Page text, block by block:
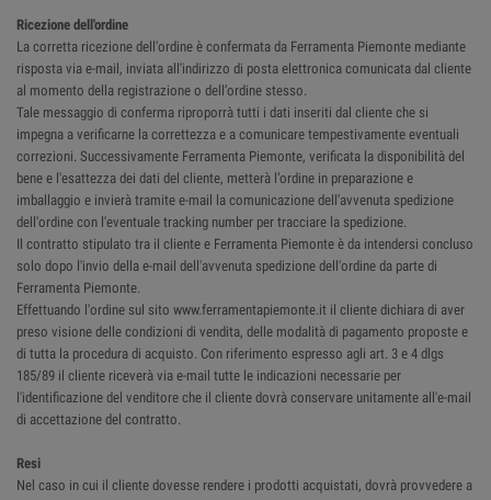
Ricezione dell'ordine
La corretta ricezione dell'ordine è confermata da Ferramenta Piemonte mediante
risposta via e-mail, inviata all'indirizzo di posta elettronica comunicata dal cliente
al momento della registrazione o dell’ordine stesso.
Tale messaggio di conferma riproporrà tutti i dati inseriti dal cliente che si
impegna a verificarne la correttezza e a comunicare tempestivamente eventuali
correzioni. Successivamente Ferramenta Piemonte, verificata la disponibilità del
bene e l'esattezza dei dati del cliente, metterà l’ordine in preparazione e
imballaggio e invierà tramite e-mail la comunicazione dell'avvenuta spedizione
dell'ordine con l'eventuale tracking number per tracciare la spedizione.
Il contratto stipulato tra il cliente e Ferramenta Piemonte è da intendersi concluso
solo dopo l'invio della e-mail dell'avvenuta spedizione dell'ordine da parte di
Ferramenta Piemonte.
Effettuando l'ordine sul sito www.ferramentapiemonte.it il cliente dichiara di aver
preso visione delle condizioni di vendita, delle modalità di pagamento proposte e
di tutta la procedura di acquisto. Con riferimento espresso agli art. 3 e 4 dlgs
185/89 il cliente riceverà via e-mail tutte le indicazioni necessarie per
l'identificazione del venditore che il cliente dovrà conservare unitamente all'e-mail
di accettazione del contratto.
Resi
Nel caso in cui il cliente dovesse rendere i prodotti acquistati, dovrà provvedere a